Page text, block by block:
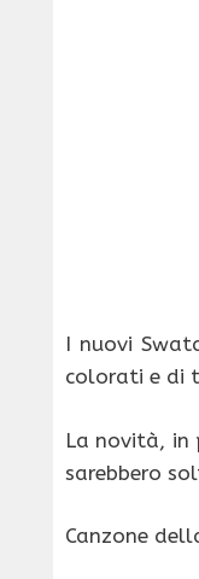
I nuovi
colorati e di
La novità,
sarebbero
Canzone